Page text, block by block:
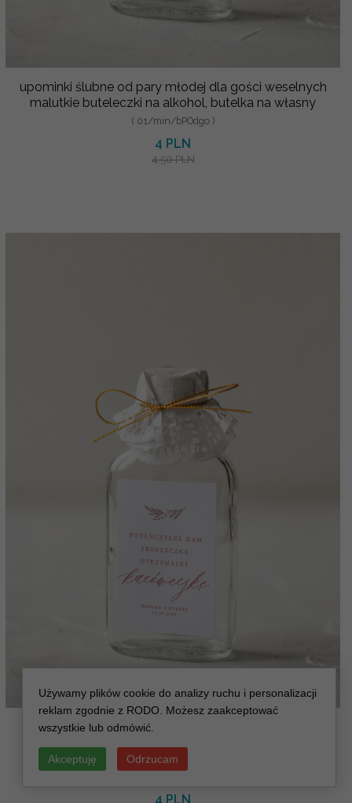
upominki ślubne od pary młodej dla gości weselnych
malutkie buteleczki na alkohol, butelka na własny
( 01/min/bPOdgo )
4 PLN
4.50 PLN
pomysłowe podziękowania dla gości buteleczki
weselnych
4 PLN
Używamy plików cookie do analizy ruchu i personalizacji
reklam zgodnie z RODO. Możesz zaakceptować
wszystkie lub odmówić.
Akceptuję Odrzucam